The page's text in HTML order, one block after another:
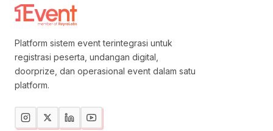
Platform sistem event terintegrasi untuk
registrasi peserta, undangan digital,
doorprize, dan operasional event dalam satu
platform.